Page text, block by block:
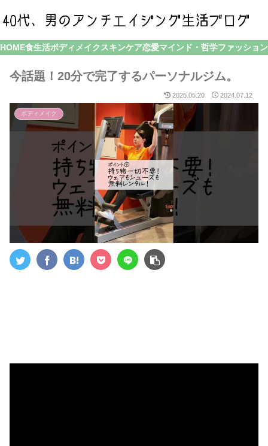
HOME食生活ボディメイク スキンケア恋愛マインド・哲学ファッション
今話題！20分で完了するパーソナルジム。
2025.05.20 2024.07.12
ボディメイク